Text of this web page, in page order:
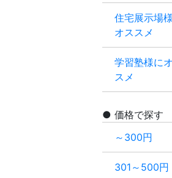
住宅展示場
オススメ
学習塾様に
スメ
価格で探す
～300円
301～500円